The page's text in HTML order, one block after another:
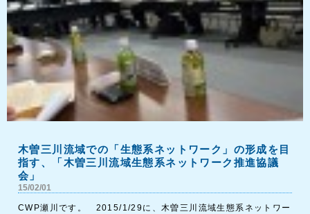
木曽三川流域での「生態系ネットワーク」の形成を目
指す、「木曽三川流域生態系ネットワーク推進協議
会」
15/02/01
CWP瀬川です。 2015/1/29に、木曽三川流域生態系ネットワー